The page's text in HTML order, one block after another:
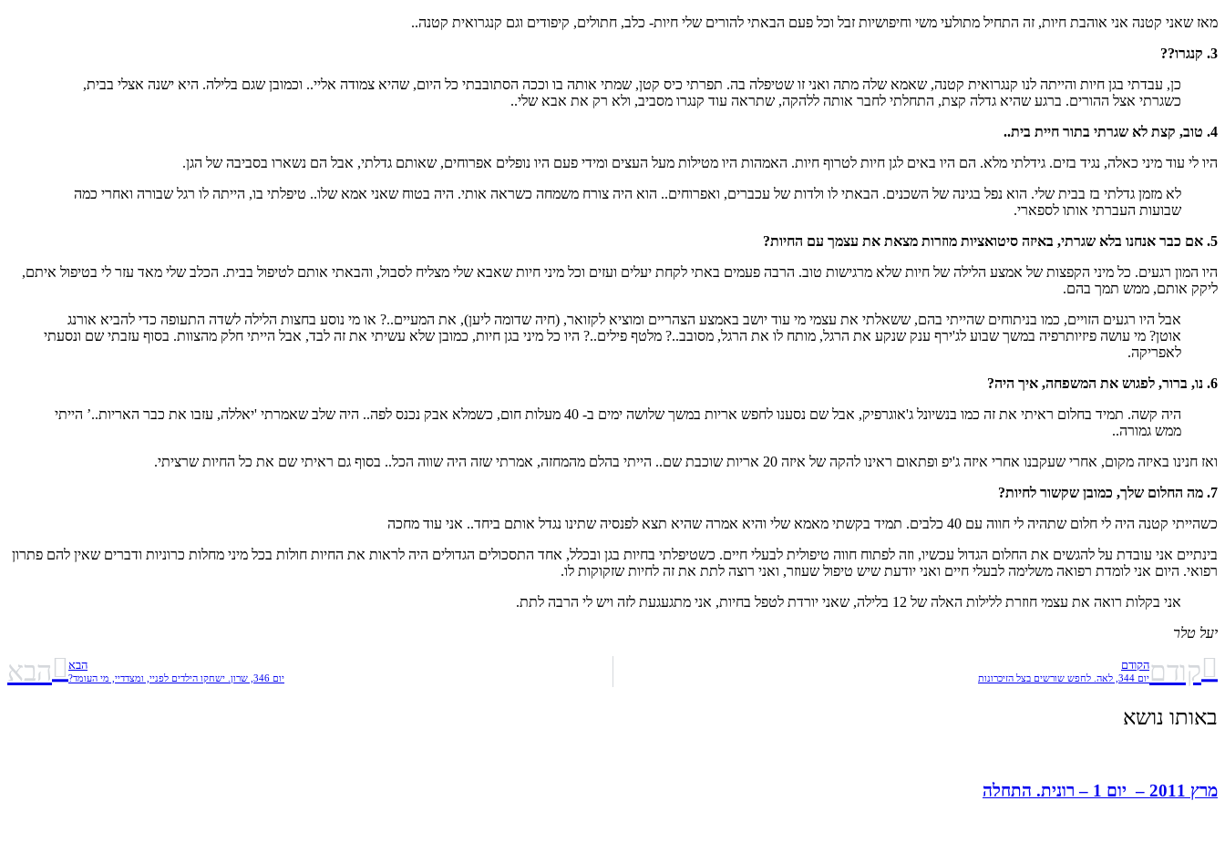
מאז שאני קטנה אני אוהבת חיות, זה התחיל מתולעי משי וחיפושיות זבל וכל פעם הבאתי להורים שלי חיות- כלב, חתולים, קיפודים וגם קנגרואית קטנה..
3. קנגרו??
כן, עבדתי בגן חיות והייתה לנו קנגרואית קטנה, שאמא שלה מתה ואני זו שטיפלה בה. תפרתי כיס קטן, שמתי אותה בו וככה הסתובבתי כל היום, שהיא צמודה אליי.. וכמובן שגם בלילה. היא ישנה אצלי בבית,
כשגרתי אצל ההורים. ברגע שהיא גדלה קצת, התחלתי לחבר אותה ללהקה, שתראה עוד קנגרו מסביב, ולא רק את אבא שלי..
4. טוב, קצת לא שגרתי בתור חיית בית..
היו לי עוד מיני כאלה, נגיד בזים. גידלתי מלא. הם היו באים לגן חיות לטרוף חיות. האמהות היו מטילות מעל העצים ומידי פעם היו נופלים אפרוחים, שאותם גדלתי, אבל הם נשארו בסביבה של הגן.
לא מזמן גדלתי בז בבית שלי. הוא נפל בגינה של השכנים. הבאתי לו ולדות של עכברים, ואפרוחים.. הוא היה צורח משמחה כשראה אותי. היה בטוח שאני אמא שלו.. טיפלתי בו, הייתה לו רגל שבורה ואחרי כמה
שבועות העברתי אותו לספארי.
5. אם כבר אנחנו בלא שגרתי, באיזה סיטואציות מוזרות מצאת את עצמך עם החיות?
היו המון רגעים. כל מיני הקפצות של אמצע הלילה של חיות שלא מרגישות טוב. הרבה פעמים באתי לקחת יעלים ועזים וכל מיני חיות שאבא שלי מצליח לסבול, והבאתי אותם לטיפול בבית. הכלב שלי מאד עזר לי בטיפול איתם,
ליקק אותם, ממש תמך בהם.
אבל היו רגעים הזויים, כמו בניתוחים שהייתי בהם, ששאלתי את עצמי מי עוד יושב באמצע הצהריים ומוציא לקזואר, (חיה שדומה ליען), את המעיים..? או מי נוסע בחצות הלילה לשדה התעופה כדי להביא אורנג
אוטן? מי עושה פיזיותרפיה במשך שבוע לג'ירף ענק שנקע את הרגל, מותח לו את הרגל, מסובב..? מלטף פילים..? היו כל מיני בגן חיות, כמובן שלא עשיתי את זה לבד, אבל הייתי חלק מהצוות. בסוף עזבתי שם ונסעתי
לאפריקה.
6. נו, ברור, לפגוש את המשפחה, איך היה?
היה קשה. תמיד בחלום ראיתי את זה כמו בנשיונל ג'אוגרפיק, אבל שם נסענו לחפש אריות במשך שלושה ימים ב- 40 מעלות חום, כשמלא אבק נכנס לפה.. היה שלב שאמרתי 'יאללה, עזבו את כבר האריות..’ הייתי
ממש גמורה..
ואז חנינו באיזה מקום, אחרי שעקבנו אחרי איזה ג'יפ ופתאום ראינו להקה של איזה 20 אריות שוכבת שם.. הייתי בהלם מהמחזה, אמרתי שזה היה שווה הכל.. בסוף גם ראיתי שם את כל החיות שרציתי.
7. מה החלום שלך, כמובן שקשור לחיות?
כשהייתי קטנה היה לי חלום שתהיה לי חווה עם 40 כלבים. תמיד בקשתי מאמא שלי והיא אמרה שהיא תצא לפנסיה שתינו נגדל אותם ביחד.. אני עוד מחכה
בינתיים אני עובדת על להגשים את החלום הגדול עכשיו, וזה לפתוח חווה טיפולית לבעלי חיים. כשטיפלתי בחיות בגן ובכלל, אחד התסכולים הגדולים היה לראות את החיות חולות בכל מיני מחלות כרוניות ודברים שאין להם פתרון
רפואי. היום אני לומדת רפואה משלימה לבעלי חיים ואני יודעת שיש טיפול שעוזר, ואני רוצה לתת את זה לחיות שזקוקות לו.
אני בקלות רואה את עצמי חוזרת ללילות האלה של 12 בלילה, שאני יורדת לטפל בחיות, אני מתגעגעת לזה ויש לי הרבה לתת.
יעל טלר
קודםהקודם
יום 344, לאה. לחפש שורשים בצל הזיכרונות
הבא
יום 346, שרון. ישחקו הילדים לפניי, ומצדדיי, מי העומד? הבא
באותו נושא
מרץ 2011 – יום 1 – רונית. התחלה